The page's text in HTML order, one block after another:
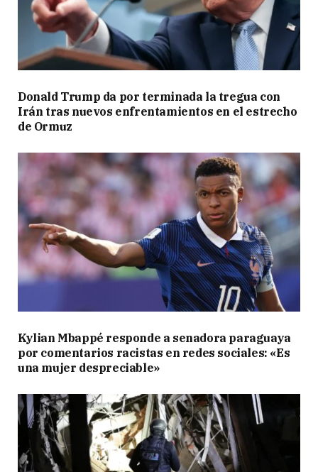
Donald Trump da por terminada la tregua con
Irán tras nuevos enfrentamientos en el estrecho
de Ormuz
Kylian Mbappé responde a senadora paraguaya
por comentarios racistas en redes sociales: «Es
una mujer despreciable»